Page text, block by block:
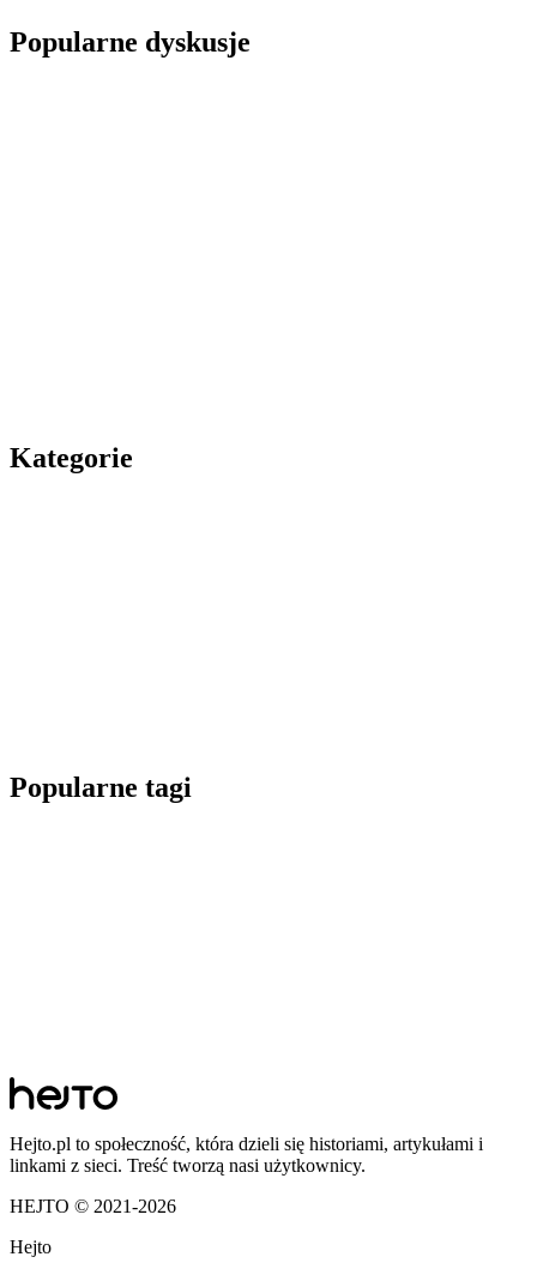
Popularne dyskusje
Kategorie
Popularne tagi
Hejto.pl to społeczność, która dzieli się historiami, artykułami i
linkami z sieci. Treść tworzą nasi użytkownicy.
HEJTO © 2021-2026
Hejto